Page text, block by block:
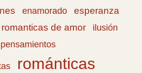
enamorado esperanza
de amor
ilusión
pensamientos
románticas